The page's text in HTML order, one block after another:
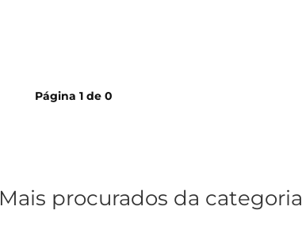
Página 1 de 0
Mais procurados da categoria